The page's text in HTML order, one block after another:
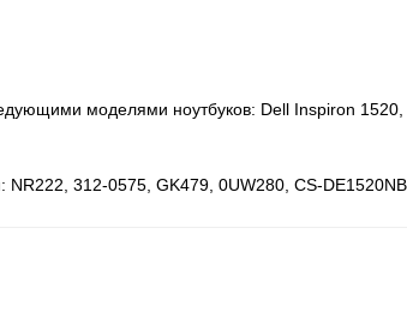
моделями ноутбуков: Dell Inspiron
312-0575, GK479, 0UW280, CS-